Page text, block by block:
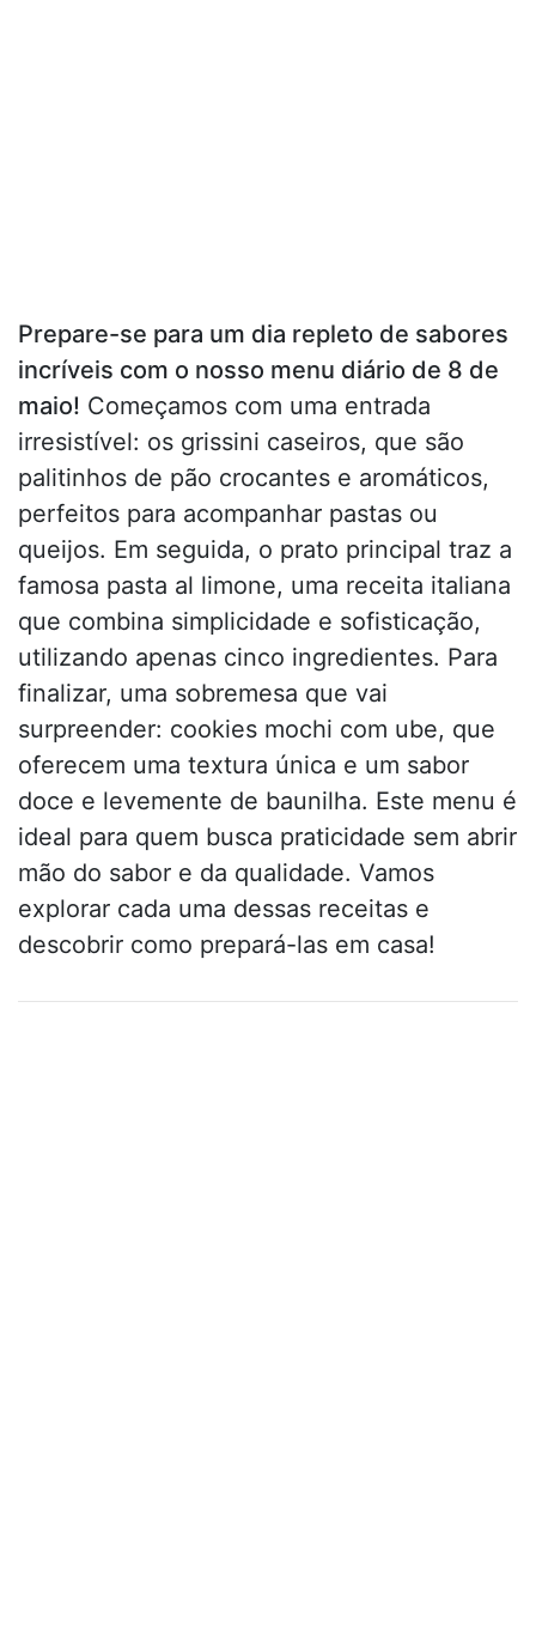
Prepare-se para um dia repleto de sabores
incríveis com o nosso menu diário de 8 de
maio! Começamos com uma entrada
irresistível: os grissini caseiros, que são
palitinhos de pão crocantes e aromáticos,
perfeitos para acompanhar pastas ou
queijos. Em seguida, o prato principal traz a
famosa pasta al limone, uma receita italiana
que combina simplicidade e sofisticação,
utilizando apenas cinco ingredientes. Para
finalizar, uma sobremesa que vai
surpreender: cookies mochi com ube, que
oferecem uma textura única e um sabor
doce e levemente de baunilha. Este menu é
ideal para quem busca praticidade sem abrir
mão do sabor e da qualidade. Vamos
explorar cada uma dessas receitas e
descobrir como prepará-las em casa!